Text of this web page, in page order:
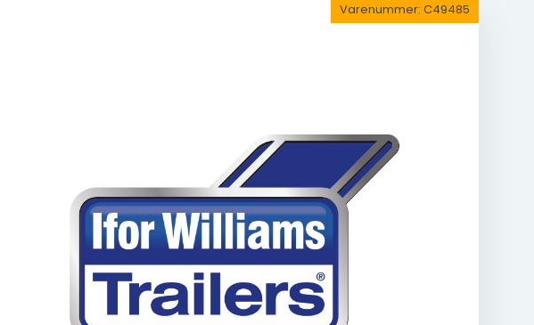
Varenummer: C49485